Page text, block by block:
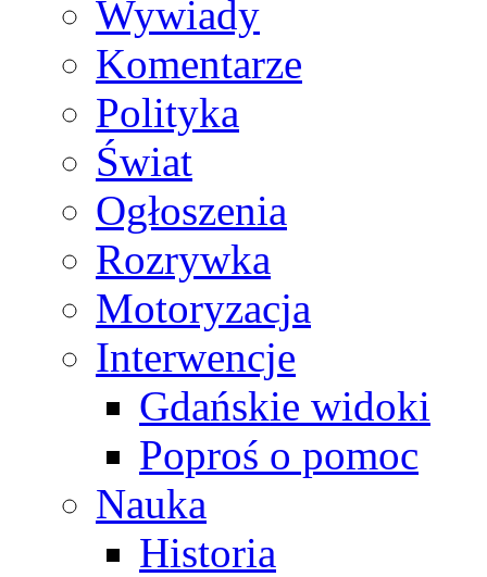
Wywiady
Komentarze
Polityka
Świat
Ogłoszenia
Rozrywka
Motoryzacja
Interwencje
Gdańskie widoki
Poproś o pomoc
Nauka
Historia